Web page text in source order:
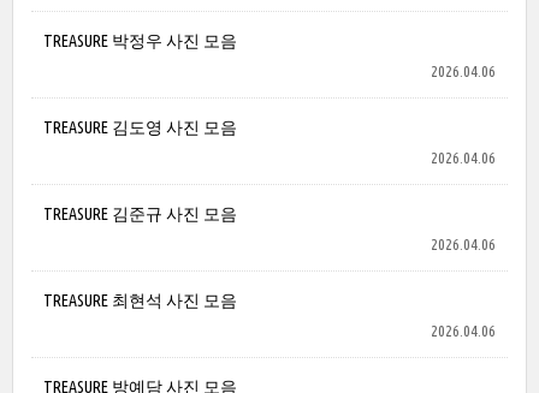
TREASURE 박정우 사진 모음
2026.04.06
TREASURE 김도영 사진 모음
2026.04.06
TREASURE 김준규 사진 모음
2026.04.06
TREASURE 최현석 사진 모음
2026.04.06
TREASURE 방예담 사진 모음